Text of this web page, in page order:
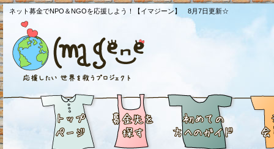
ネット募金でNPO＆NGOを応援しよう！【イマジーン】 8月7日更新☆